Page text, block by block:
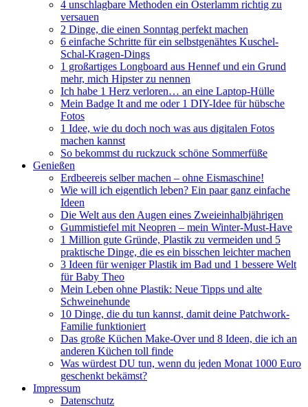
4 unschlagbare Methoden ein Osterlamm richtig zu
versauen
2 Dinge, die einen Sonntag perfekt machen
6 einfache Schritte für ein selbstgenähtes Kuschel-
Schal-Kragen-Dings
1 großartiges Longboard aus Hennef und ein Grund
mehr, mich Hipster zu nennen
Ich habe 1 Herz verloren… an eine Laptop-Hülle
Mein Badge It and me oder 1 DIY-Idee für hübsche
Fotos
1 Idee, wie du doch noch was aus digitalen Fotos
machen kannst
So bekommst du ruckzuck schöne Sommerfüße
Genießen
Erdbeereis selber machen – ohne Eismaschine!
Wie will ich eigentlich leben? Ein paar ganz einfache
Ideen
Die Welt aus den Augen eines Zweieinhalbjährigen
Gummistiefel mit Neopren – mein Winter-Must-Have
1 Million gute Gründe, Plastik zu vermeiden und 5
praktische Dinge, die es ein bisschen leichter machen
3 Ideen für weniger Plastik im Bad und 1 bessere Welt
für Baby Theo
Mein Leben ohne Plastik: Neue Tipps und alte
Schweinehunde
10 Dinge, die du tun kannst, damit deine Patchwork-
Familie funktioniert
Das große Küchen Make-Over und 8 Ideen, die ich an
anderen Küchen toll finde
Was würdest DU tun, wenn du jeden Monat 1000 Euro
geschenkt bekämst?
Impressum
Datenschutz